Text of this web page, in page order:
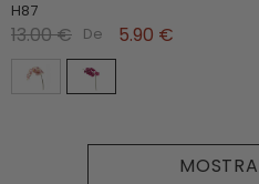
H87
13.00 € De 5.90 €